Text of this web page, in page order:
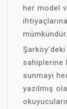
her model
mümkündür.
Şarköy'deki
sahiplerine
sunmayı
yazılmış